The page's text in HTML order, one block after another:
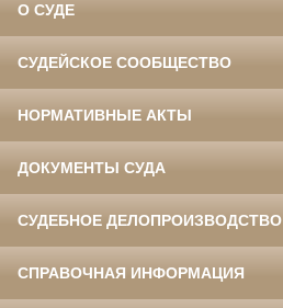
О СУДЕ
СУДЕЙСКОЕ СООБЩЕСТВО
НОРМАТИВНЫЕ АКТЫ
ДОКУМЕНТЫ СУДА
СУДЕБНОЕ ДЕЛОПРОИЗВОДСТВО
СПРАВОЧНАЯ ИНФОРМАЦИЯ